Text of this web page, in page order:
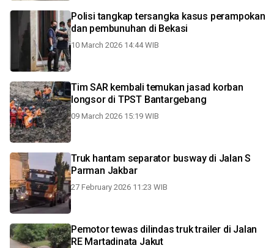
Polisi tangkap tersangka kasus perampokan
dan pembunuhan di Bekasi
10 March 2026 14:44 WIB
Tim SAR kembali temukan jasad korban
longsor di TPST Bantargebang
09 March 2026 15:19 WIB
Truk hantam separator busway di Jalan S
Parman Jakbar
27 February 2026 11:23 WIB
Pemotor tewas dilindas truk trailer di Jalan
RE Martadinata Jakut